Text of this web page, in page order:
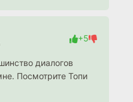
+5
диалогов
Посмотрите Топи